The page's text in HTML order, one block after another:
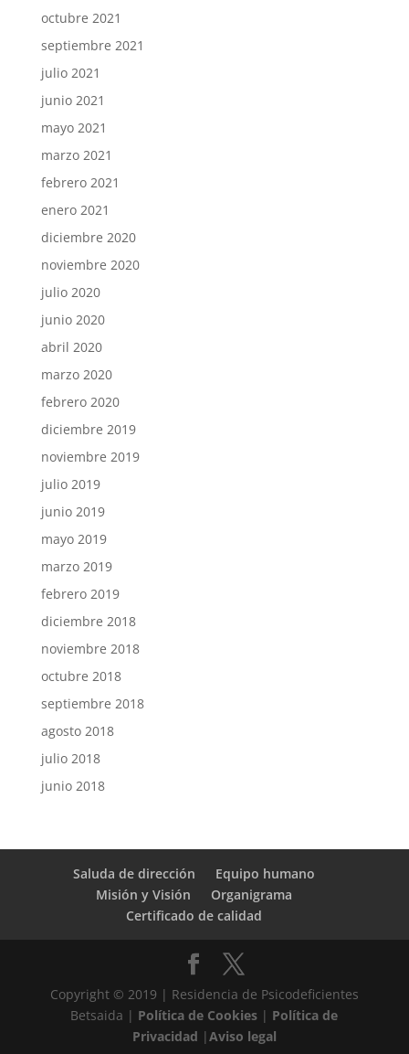
octubre 2021
septiembre 2021
julio 2021
junio 2021
mayo 2021
marzo 2021
febrero 2021
enero 2021
diciembre 2020
noviembre 2020
julio 2020
junio 2020
abril 2020
marzo 2020
febrero 2020
diciembre 2019
noviembre 2019
julio 2019
junio 2019
mayo 2019
marzo 2019
febrero 2019
diciembre 2018
noviembre 2018
octubre 2018
septiembre 2018
agosto 2018
julio 2018
junio 2018
Saluda de dirección
Equipo humano
Misión y Visión
Organigrama
Certificado de calidad
Copyright © 2019 | Residencia de Psicodeficientes
Betsaida | Política de Cookies | Política de
Privacidad |Aviso legal